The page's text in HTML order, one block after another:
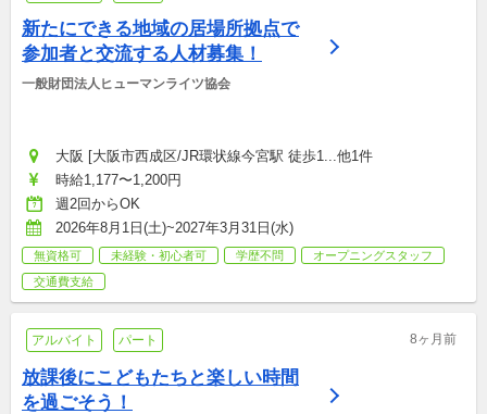
新たにできる地域の居場所拠点で
参加者と交流する人材募集！
一般財団法人ヒューマンライツ協会
大阪 [大阪市西成区/JR環状線今宮駅 徒歩1...他1件
時給1,177〜1,200円
週2回からOK
2026年8月1日(土)~2027年3月31日(水)
無資格可 未経験・初心者可 学歴不問
オープニングスタッフ
交通費支給
アルバイト パート 8ヶ月前
放課後にこどもたちと楽しい時間
を過ごそう！